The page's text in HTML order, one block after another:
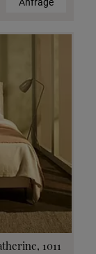
Anfrage
1011